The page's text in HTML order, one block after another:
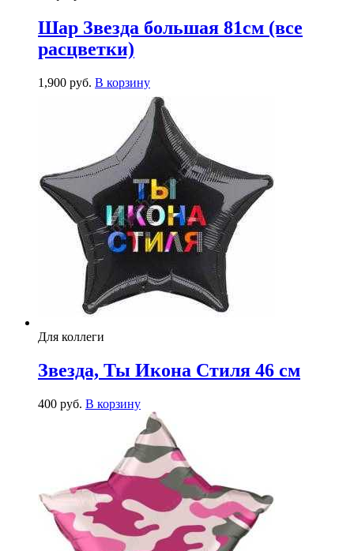
Шар Звезда большая 81см (все
расцветки)
1,900 руб. В корзину
Для коллеги
Звезда, Ты Икона Стиля 46 см
400 руб. В корзину